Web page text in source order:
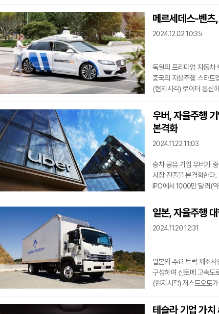
이스즈는 자사의 대형
레벨 4는 특정 환경에서
일부 지역에서 자율주행
메르세데스-벤츠
2024.12.02 10:35
독일의 프리미엄 자동차
중국의 자율주행 스타트
(현지시각) 로이터 통신
모멘타에 상당 규모의
핵심 기술 공급업체로
테슬라의 완전 자율주행
경쟁력을 인정받고 있다.
우버, 자율주행
본격화
2024.11.22 11:03
승차 공유 기업 우버가
시장 진출을 본격화한다
IPO에서 1000만 달러(
중이다.Pony.ai의 IPO
대한 답변을 준비하는
2억6000만달러(약
일본, 자율주행
2024.11.20 12:31
일본의 주요 트럭 제조
구성하여 신토메 고속도
(현지시각) 저스트오토
해결을 목표로 한다
테슬라 기업 가